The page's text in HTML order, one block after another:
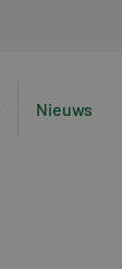
Nieuws